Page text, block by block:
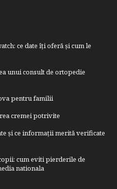
ce date îți oferă și cum le
unui consult de ortopedie
pentru familii
cremei potrivite
și ce informații merită verificate
cum eviti pierderile de
nationala